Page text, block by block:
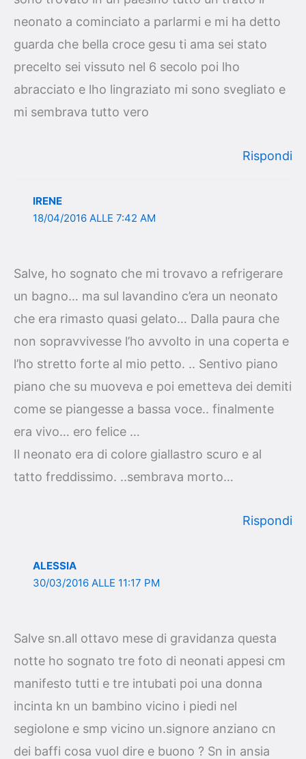
neonato a cominciato a parlarmi e mi ha detto
guarda che bella croce gesu ti ama sei stato
precelto sei vissuto nel 6 secolo poi lho
abracciato e lho lingraziato mi sono svegliato e
mi sembrava tutto vero
Rispondi
IRENE
18/04/2016 ALLE 7:42 AM
Salve, ho sognato che mi trovavo a refrigerare
un bagno… ma sul lavandino c’era un neonato
che era rimasto quasi gelato… Dalla paura che
non sopravvivesse l’ho avvolto in una coperta e
l’ho stretto forte al mio petto. .. Sentivo piano
piano che su muoveva e poi emetteva dei demiti
come se piangesse a bassa voce.. finalmente
era vivo… ero felice …
Il neonato era di colore giallastro scuro e al
tatto freddissimo. ..sembrava morto…
Rispondi
ALESSIA
30/03/2016 ALLE 11:17 PM
Salve sn.all ottavo mese di gravidanza questa
notte ho sognato tre foto di neonati appesi cm
manifesto tutti e tre intubati poi una donna
incinta kn un bambino vicino i piedi nel
segiolone e smp vicino un.signore anziano cn
dei baffi cosa vuol dire e buono ? Sn in ansia